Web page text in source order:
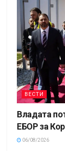
ВЕСТИ
Владата
ЕБОР за
06/08/2026